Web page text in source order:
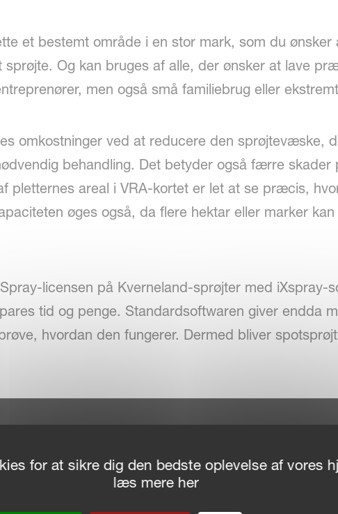
et bestemt område i en stor mark, som du ønsker
sprøjte. Og kan bruges af alle, der ønsker at lave
men også små familiebrug eller
omkostninger ved at reducere den sprøjtevæske,
behandling. Det betyder også færre skader
pletternes areal i VRA-kortet er let at se præcis,
øges også, da flere hektar eller marker
licensen på Kverneland-sprøjter med iXspray-
tid og penge. Standardsoftwaren giver endda
hvordan den fungerer. Dermed bliver
for at sikre dig den bedste oplevelse af vores
læs mere her